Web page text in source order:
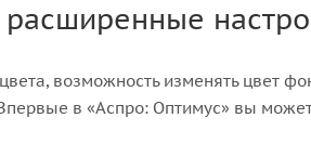
расширенные
возможность изменять цвет
в «Аспро: Оптимус» вы